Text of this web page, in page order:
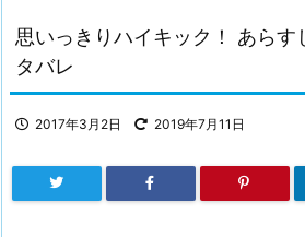
思いっきりハイキック！ あらす
タバレ
2017年3月2日 2019年7月11日